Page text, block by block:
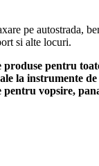
pe autostrada,
si alte locuri.
produse pentru
la instrumente de
pentru vopsire,